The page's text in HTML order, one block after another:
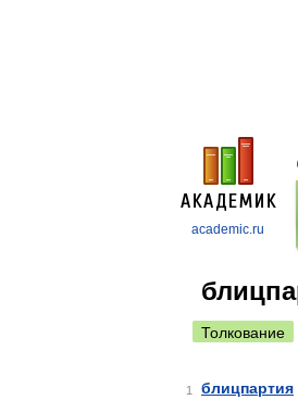
academic.ru
Толкование
1 блицпартия